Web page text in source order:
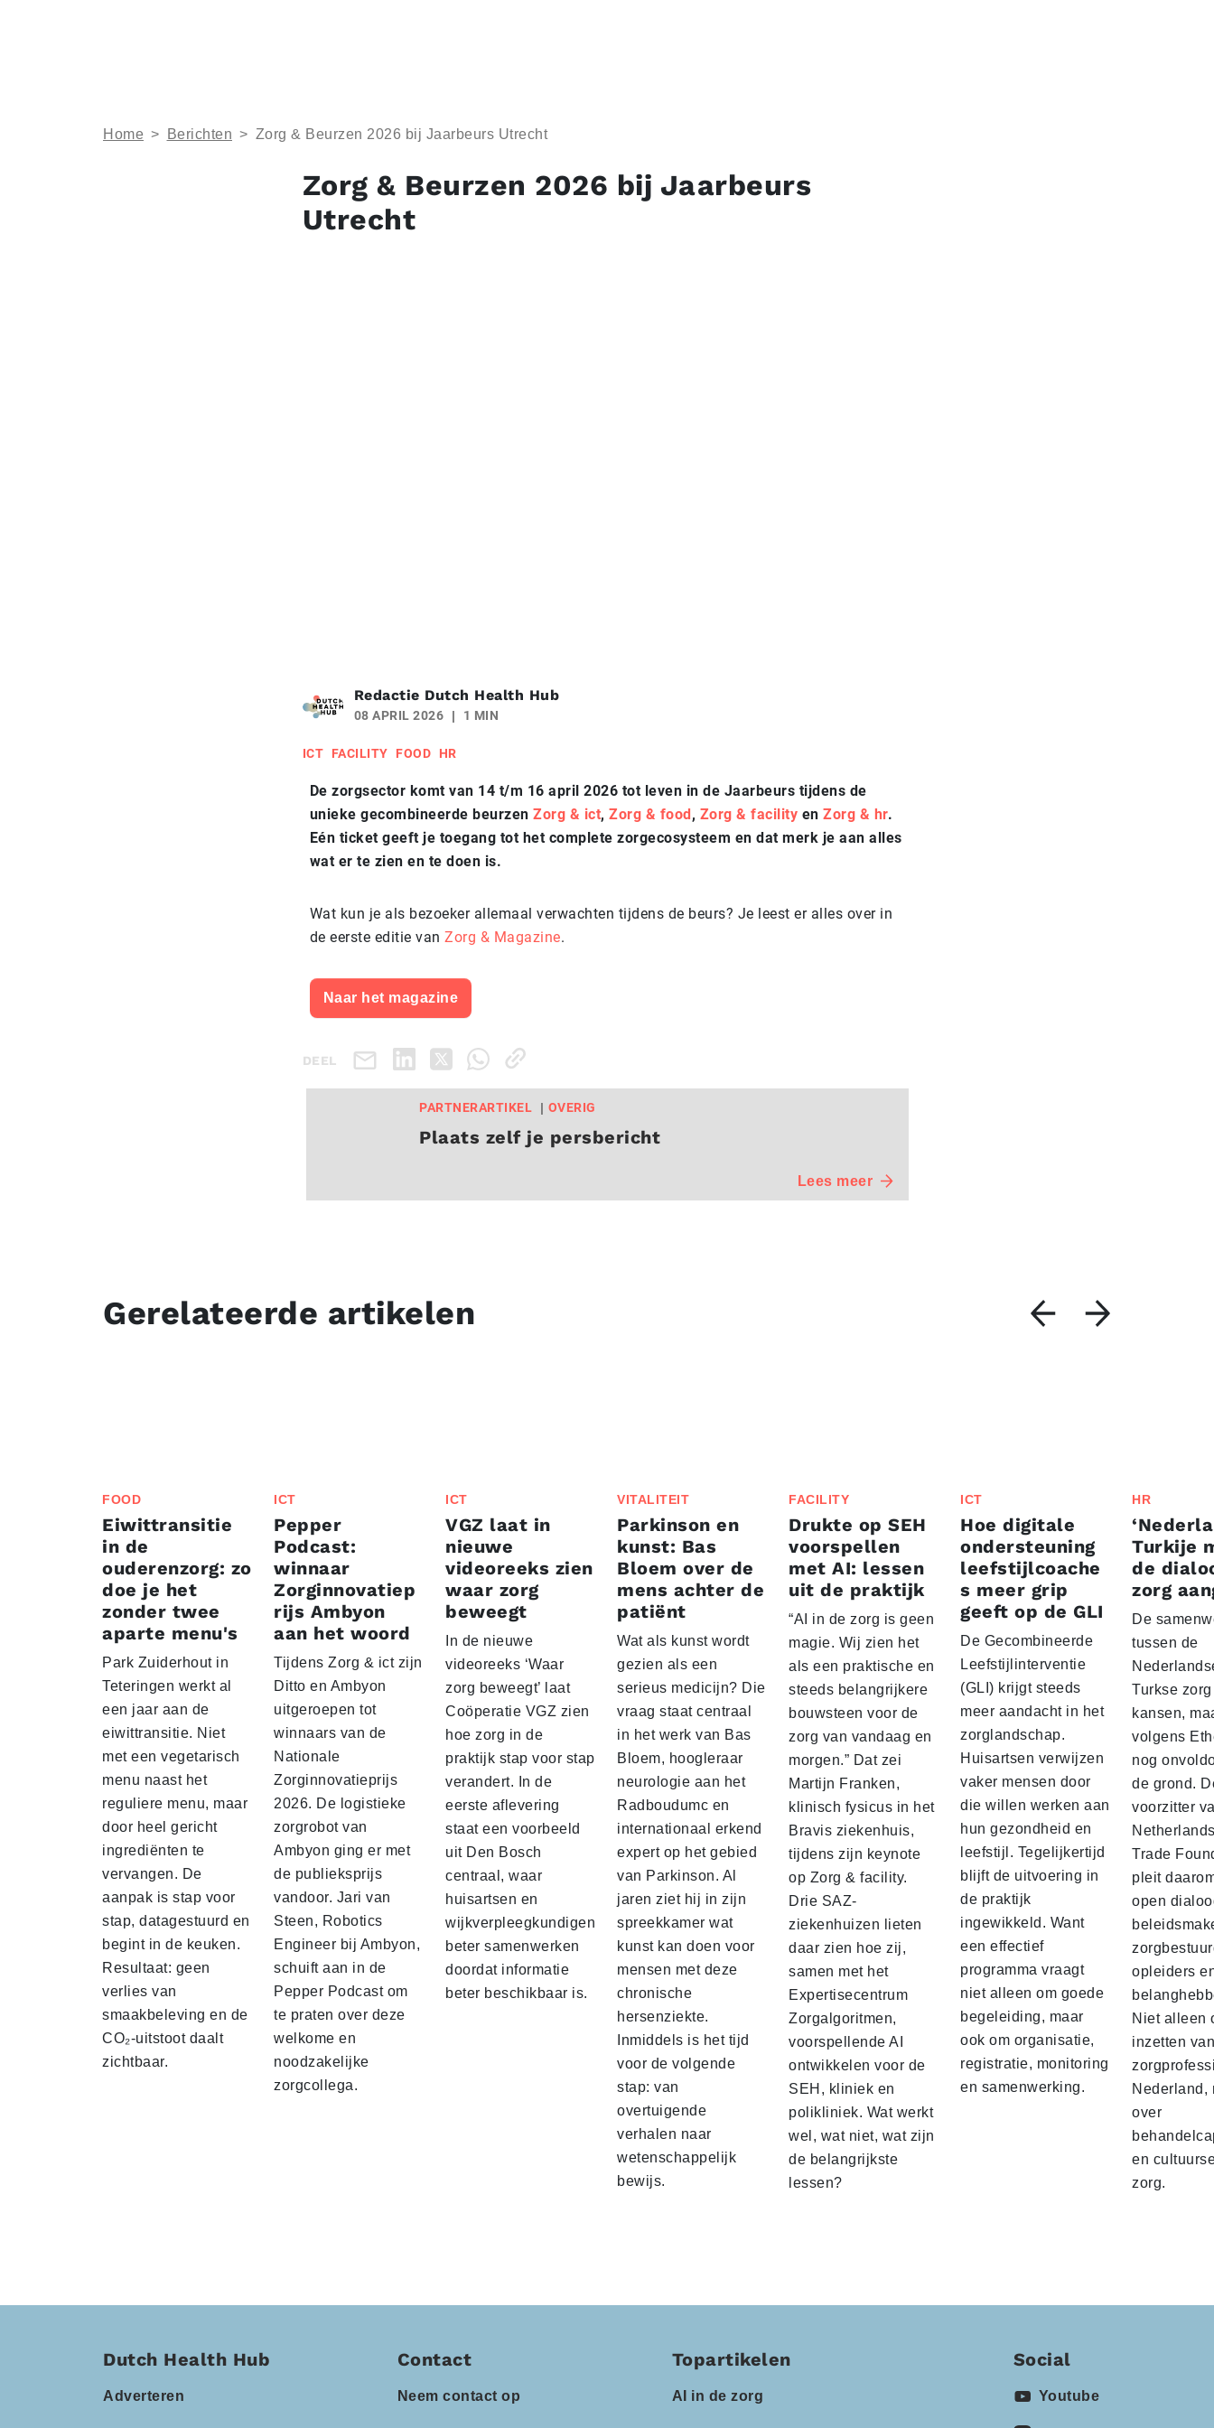
Home > Berichten > Zorg & Beurzen 2026 bij Jaarbeurs Utrecht
Zorg & Beurzen 2026 bij Jaarbeurs
Utrecht
Redactie Dutch Health Hub
08 APRIL 2026 1 MIN
ICT FACILITY FOOD HR
De zorgsector komt van 14 t/m 16 april 2026 tot leven in de Jaarbeurs tijdens de
unieke gecombineerde beurzen Zorg & ict, Zorg & food, Zorg & facility en Zorg & hr.
Eén ticket geeft je toegang tot het complete zorgecosysteem en dat merk je aan alles
wat er te zien en te doen is.
Wat kun je als bezoeker allemaal verwachten tijdens de beurs? Je leest er alles over in
de eerste editie van Zorg & Magazine.
Naar het magazine
DEEL
PARTNERARTIKEL OVERIG
Plaats zelf je persbericht
Lees meer
Gerelateerde artikelen
FOOD
Eiwittransitie
in de
ouderenzorg: zo
doe je het
zonder twee
aparte menu's
Park Zuiderhout in
Teteringen werkt al
een jaar aan de
eiwittransitie. Niet
met een vegetarisch
menu naast het
reguliere menu, maar
door heel gericht
ingrediënten te
vervangen. De
aanpak is stap voor
stap, datagestuurd en
begint in de keuken.
Resultaat: geen
verlies van
smaakbeleving en de
CO₂-uitstoot daalt
zichtbaar.
ICT
Pepper
Podcast:
winnaar
Zorginnovatiep
rijs Ambyon
aan het woord
Tijdens Zorg & ict zijn
Ditto en Ambyon
uitgeroepen tot
winnaars van de
Nationale
Zorginnovatieprijs
2026. De logistieke
zorgrobot van
Ambyon ging er met
de publieksprijs
vandoor. Jari van
Steen, Robotics
Engineer bij Ambyon,
schuift aan in de
Pepper Podcast om
te praten over deze
welkome en
noodzakelijke
zorgcollega.
ICT
VGZ laat in
nieuwe
videoreeks zien
waar zorg
beweegt
In de nieuwe
videoreeks ‘Waar
zorg beweegt’ laat
Coöperatie VGZ zien
hoe zorg in de
praktijk stap voor stap
verandert. In de
eerste aflevering
staat een voorbeeld
uit Den Bosch
centraal, waar
huisartsen en
wijkverpleegkundigen
beter samenwerken
doordat informatie
beter beschikbaar is.
VITALITEIT
Parkinson en
kunst: Bas
Bloem over de
mens achter de
patiënt
Wat als kunst wordt
gezien als een
serieus medicijn? Die
vraag staat centraal
in het werk van Bas
Bloem, hoogleraar
neurologie aan het
Radboudumc en
internationaal erkend
expert op het gebied
van Parkinson. Al
jaren ziet hij in zijn
spreekkamer wat
kunst kan doen voor
mensen met deze
chronische
hersenziekte.
Inmiddels is het tijd
voor de volgende
stap: van
overtuigende
verhalen naar
wetenschappelijk
bewijs.
FACILITY
Drukte op SEH
voorspellen
met AI: lessen
uit de praktijk
“AI in de zorg is geen
magie. Wij zien het
als een praktische en
steeds belangrijkere
bouwsteen voor de
zorg van vandaag en
morgen.” Dat zei
Martijn Franken,
klinisch fysicus in het
Bravis ziekenhuis,
tijdens zijn keynote
op Zorg & facility.
Drie SAZ-
ziekenhuizen lieten
daar zien hoe zij,
samen met het
Expertisecentrum
Zorgalgoritmen,
voorspellende AI
ontwikkelen voor de
SEH, kliniek en
polikliniek. Wat werkt
wel, wat niet, wat zijn
de belangrijkste
lessen?
ICT
Hoe digitale
ondersteuning
leefstijlcoache
s meer grip
geeft op de GLI
De Gecombineerde
Leefstijlinterventie
(GLI) krijgt steeds
meer aandacht in het
zorglandschap.
Huisartsen verwijzen
vaker mensen door
die willen werken aan
hun gezondheid en
leefstijl. Tegelijkertijd
blijft de uitvoering in
de praktijk
ingewikkeld. Want
een effectief
programma vraagt
niet alleen om goede
begeleiding, maar
ook om organisatie,
registratie, monitoring
en samenwerking.
HR
Turkije
de
zorg
De
tussen de
Turkse
kansen,
volgens
nog
de grond.
voorzitter
Trade
pleit
open
opleiders
Niet alleen
inzetten
Nederland,
over
en
zorg.
Dutch Health Hub
Adverteren
Contact
Neem contact op
Topartikelen
AI in de zorg
Social
Youtube